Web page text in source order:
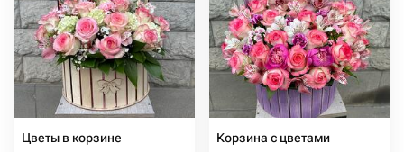
Цветы в корзине Корзина с цветами